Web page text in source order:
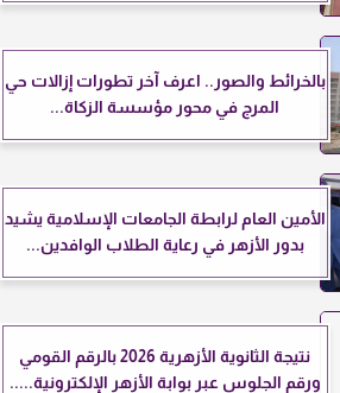
بالخرائط والصور.. اعرف آخر تطورات إزالات حي
المرج في محور مؤسسة الزكاة...
الأمين العام لرابطة الجامعات الإسلامية يشيد
بدور الأزهر في رعاية الطلاب الوافدين...
نتيجة الثانوية الأزهرية 2026 بالرقم القومي
ورقم الجلوس عبر بوابة الأزهر الإلكترونية.....